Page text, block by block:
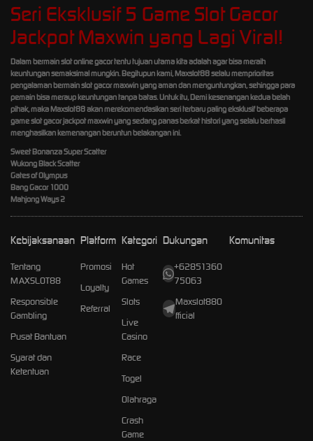
Seri Eksklusif 5 Game Slot Gacor
Jackpot Maxwin yang Lagi Viral!
Dalam bermain slot online gacor tentu tujuan utama kita adalah agar bisa meraih
keuntungan semaksimal mungkin. Begitupun kami, Maxslot88 selalu memprioritas
pengalaman bermain slot gacor maxwin yang aman dan menguntungkan, sehingga para
pemain bisa meraup keuntungan tanpa batas. Untuk itu, Demi kesenangan kedua belah
pihak, maka Maxslot88 akan merekomendasikan seri terbaru paling eksklusif beberapa
game slot gacor jackpot maxwin yang sedang panas berkat histori yang selalu berhasil
menghasilkan kemenangan beruntun belakangan ini.
Sweet Bonanza Super Scatter
Wukong Black Scatter
Gates of Olympus
Bang Gacor 1000
Mahjong Ways 2
Kebijaksanaan
Tentang
MAXSLOT88
Responsible
Gambling
Pusat Bantuan
Syarat dan
Ketentuan
Platform
Promosi
Loyalty
Referral
Kategori
Hot
Games
Slots
Live
Casino
Race
Togel
Olahraga
Crash
Game
Dukungan
+62851360
75063
Maxslot88O
fficial
Komunitas